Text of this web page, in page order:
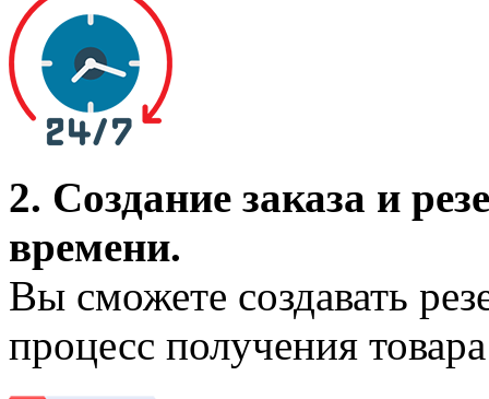
2. Создание заказа и
времени.
Вы сможете создавать
процесс получения